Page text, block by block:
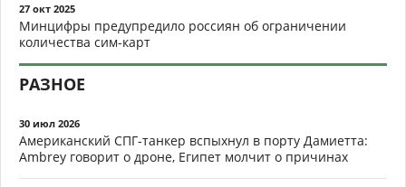
27 окт 2025
Минцифры предупредило россиян об ограничении
количества сим-карт
РАЗНОЕ
30 июл 2026
Американский СПГ-танкер вспыхнул в порту Дамиетта:
Ambrey говорит о дроне, Египет молчит о причинах